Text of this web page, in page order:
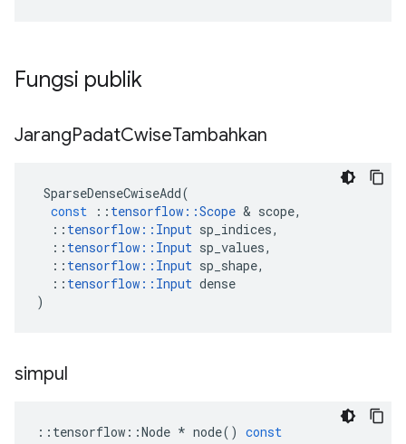
Fungsi publik
JarangPadatCwiseTambahkan
SparseDenseCwiseAdd(
const
:: tensorflow ::Scope & scope,
:: tensorflow :: Input sp_indices,
:: tensorflow :: Input sp_values,
:: tensorflow :: Input sp_shape,
:: tensorflow :: Input dense
)
simpul
:: tensorflow ::Node * node() const